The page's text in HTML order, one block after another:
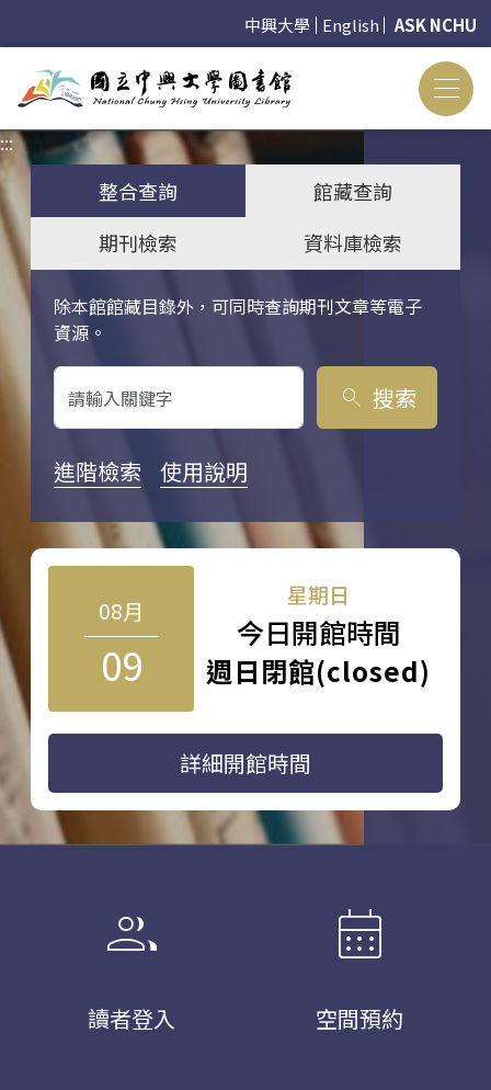
中興大學 English ASK NCHU
:::
整合查詢
館藏查詢
期刊檢索
資料庫檢索
除本館館藏目錄外，可同時查詢期刊文章等電子
資源。
關鍵字搜尋
search 搜索
進階檢索 使用說明
08月
09
星期日
今日開館時間
週日閉館(closed)
詳細開館時間
group
讀者登入
calendar_month
空間預約